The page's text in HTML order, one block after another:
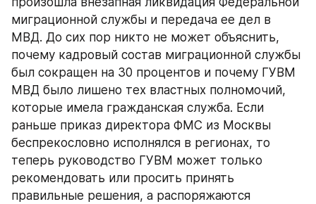
миграционной службы и передача ее дел в
МВД. До сих пор никто не может объяснить,
почему кадровый состав миграционной службы
был сокращен на 30 процентов и почему ГУВМ
МВД было лишено тех властных полномочий,
которые имела гражданская служба. Если
раньше приказ директора ФМС из Москвы
беспрекословно исполнялся в регионах, то
теперь руководство ГУВМ может только
рекомендовать или просить принять
правильные решения, а распоряжаются